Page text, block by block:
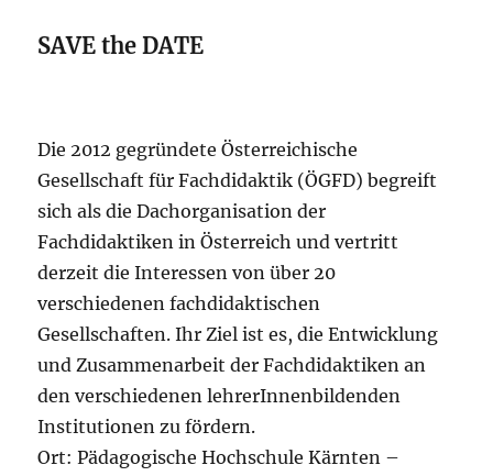
SAVE the DATE
Die 2012 gegründete Österreichische
Gesellschaft für Fachdidaktik (ÖGFD) begreift
sich als die Dachorganisation der
Fachdidaktiken in Österreich und vertritt
derzeit die Interessen von über 20
verschiedenen fachdidaktischen
Gesellschaften. Ihr Ziel ist es, die Entwicklung
und Zusammenarbeit der Fachdidaktiken an
den verschiedenen lehrerInnenbildenden
Institutionen zu fördern.
Ort: Pädagogische Hochschule Kärnten –